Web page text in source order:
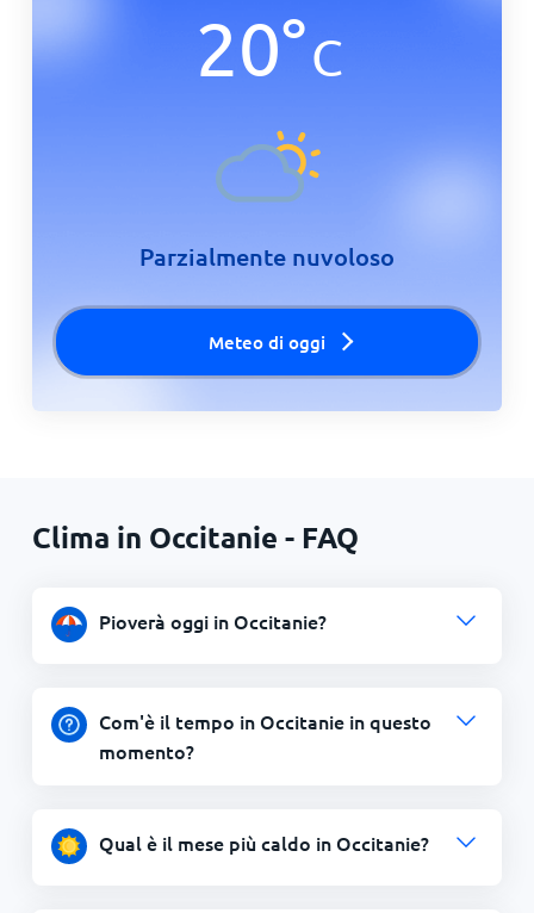
20°C
Parzialmente nuvoloso
Meteo di oggi
Clima in Occitanie - FAQ
Pioverà oggi in Occitanie?
Com'è il tempo in Occitanie in questo
momento?
Qual è il mese più caldo in Occitanie?